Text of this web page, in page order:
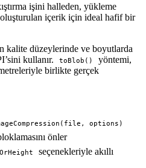
işini halleden, yükleme
oluşturulan içerik için ideal hafif bir
kalite düzeylerinde ve boyutlarda
kullanır.
toBlob()
yöntemi,
birlikte gerçek
options)
önler
seçenekleriyle akıllı